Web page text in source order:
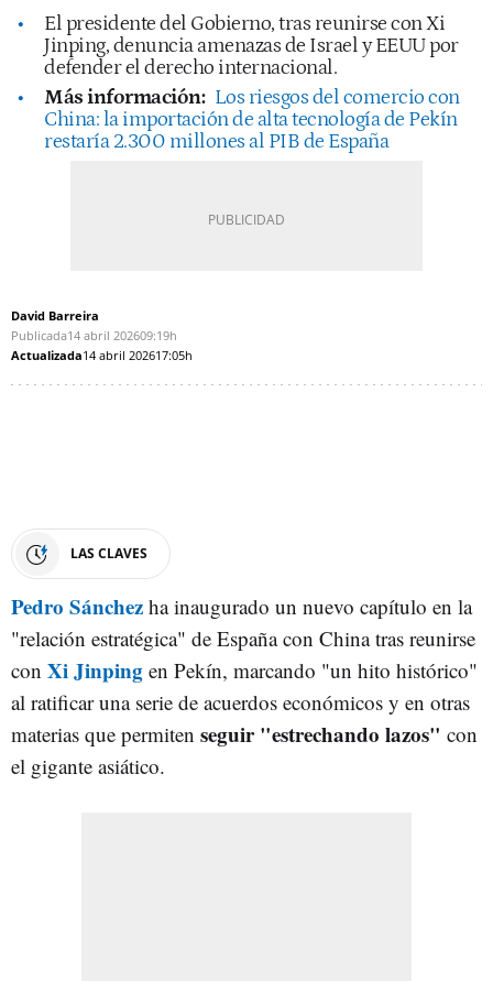
El presidente del Gobierno, tras reunirse con Xi
Jinping, denuncia amenazas de Israel y EEUU por
defender el derecho internacional.
Más información: Los riesgos del comercio con
China: la importación de alta tecnología de Pekín
restaría 2.300 millones al PIB de España
David Barreira
Publicada14 abril 202609:19h
Actualizada14 abril 202617:05h
LAS CLAVES
Pedro Sánchez ha inaugurado un nuevo capítulo en la
"relación estratégica" de España con China tras reunirse
con Xi Jinping en Pekín, marcando "un hito histórico"
al ratificar una serie de acuerdos económicos y en otras
materias que permiten seguir "estrechando lazos" con
el gigante asiático.